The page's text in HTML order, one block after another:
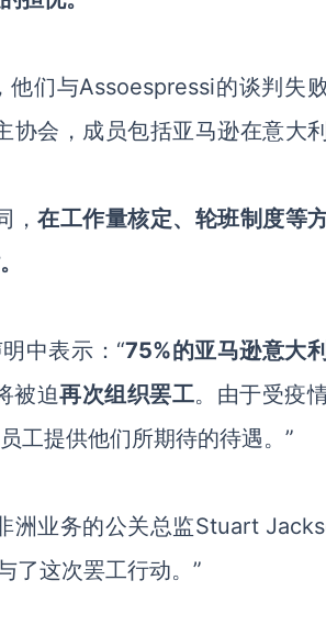
们与Assoespressi的谈判失败
会，成员包括亚马逊在意大
，在工作量核定、轮班制度等
中表示：“75%的亚马逊意大
被迫再次组织罢工。由于受疫
工提供他们所期待的待遇。”
洲业务的公关总监Stuart
了这次罢工行动。”